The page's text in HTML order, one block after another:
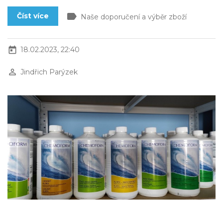
Číst více label Naše doporučení a výběr zboží
today 18.02.2023, 22:40
perm_identity Jindřich Parýzek